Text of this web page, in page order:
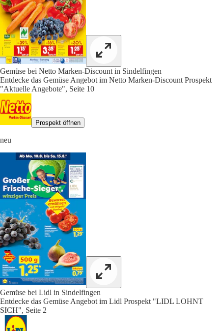
Gemüse bei Netto Marken-Discount in Sindelfingen
Entdecke das Gemüse Angebot im Netto Marken-Discount Prospekt
"Aktuelle Angebote", Seite 10
Prospekt öffnen
neu
Gemüse bei Lidl in Sindelfingen
Entdecke das Gemüse Angebot im Lidl Prospekt "LIDL LOHNT
SICH", Seite 2